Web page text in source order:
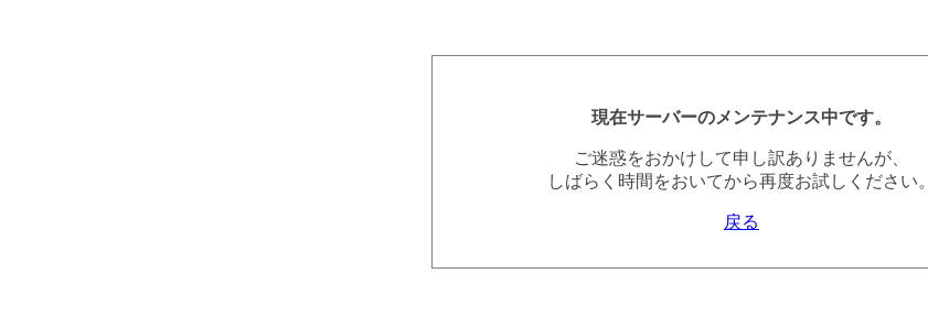
現在サーバーのメンテナンス中です。
ご迷惑をおかけして申し訳ありませんが、
しばらく時間をおいてから再度お試しください。
戻る